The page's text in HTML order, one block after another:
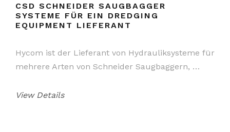
CSD SCHNEIDER SAUGBAGGER
SYSTEME FÜR EIN DREDGING
EQUIPMENT LIEFERANT
Hycom ist der Lieferant von Hydrauliksysteme für
mehrere Arten von Schneider Saugbaggern, …
View Details